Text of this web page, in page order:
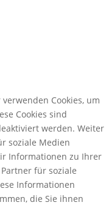
Cookies, um
Cookies sind
werden. Weiter
soziale Medien
Informationen zu Ihrer
für soziale
Informationen
die Sie ihnen